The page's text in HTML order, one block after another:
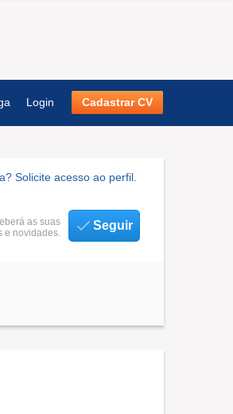
Login Cadastrar CV
Solicite acesso ao perfil.
as suas
e novidades.
Seguir